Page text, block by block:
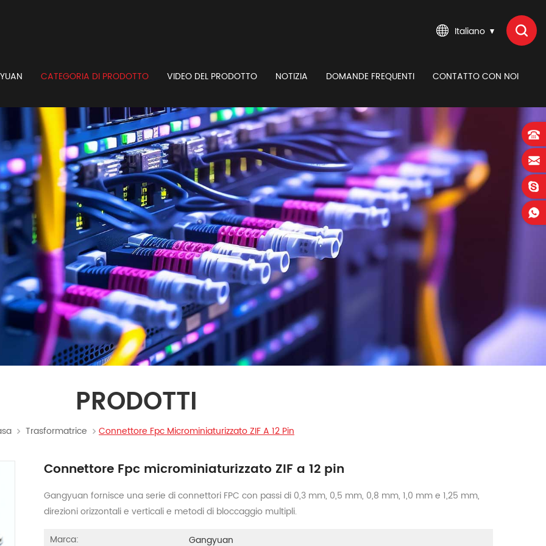
Italiano
CATEGORIA DI PRODOTTO VIDEO DEL PRODOTTO NOTIZIA DOMANDE FREQUENTI CONTATTO CON NOI
PRODOTTI
Trasformatrice Connettore Fpc Microminiaturizzato ZIF A 12 Pin
Connettore Fpc microminiaturizzato ZIF a 12 pin
Gangyuan fornisce una serie di connettori FPC con passi di 0,3 mm, 0,5 mm, 0,8 mm, 1,0 mm e 1,25 mm,
direzioni orizzontali e verticali e metodi di bloccaggio multipli.
Marca:
Gangyuan